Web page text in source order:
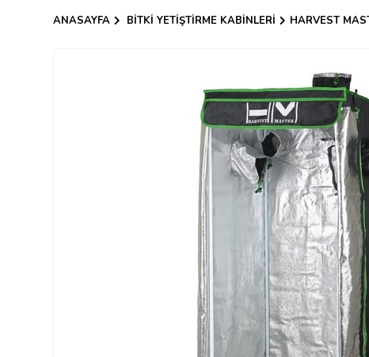
ANASAYFA BITKI YETIŞTIRME KABINLERI HARVEST